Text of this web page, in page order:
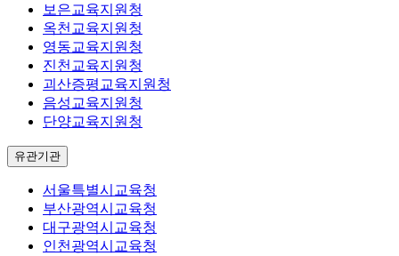
보은교육지원청
옥천교육지원청
영동교육지원청
진천교육지원청
괴산증평교육지원청
음성교육지원청
단양교육지원청
유관기관
서울특별시교육청
부산광역시교육청
대구광역시교육청
인천광역시교육청